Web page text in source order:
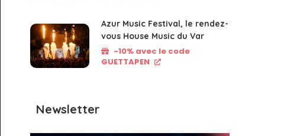
Azur Music Festival, le rendez-
vous House Music du Var
-10% avec le code
GUETTAPEN
Newsletter